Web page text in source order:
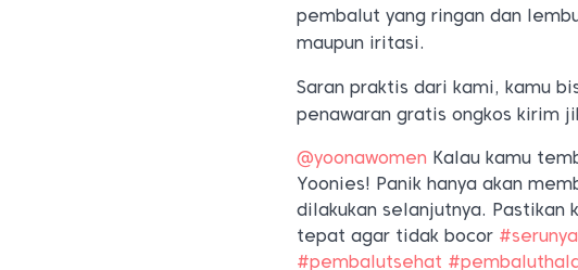
pembalut yang ringan dan
maupun iritasi.
Saran praktis dari kami, kamu
penawaran gratis ongkos kirim
@yoonawomen Kalau kamu
Yoonies! Panik hanya akan
dilakukan selanjutnya. Pastikan
tepat agar tidak bocor
#pembalutsehat